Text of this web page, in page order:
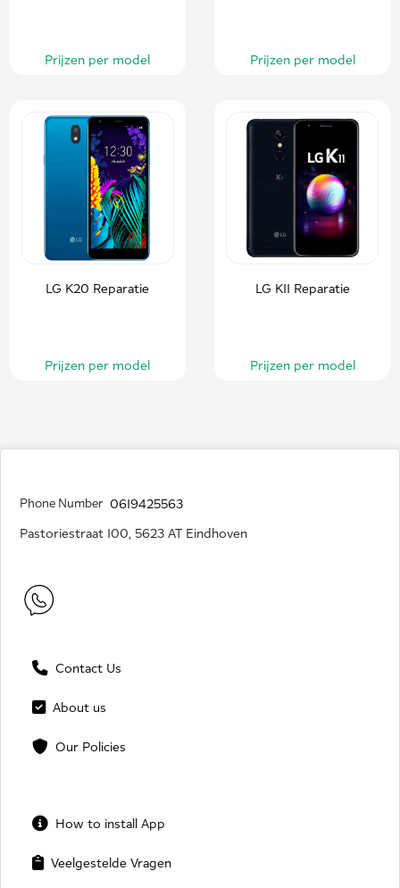
Prijzen per model Prijzen per model
LG K20 Reparatie
Prijzen per model
LG K11 Reparatie
Prijzen per model
Phone Number 0619425563
Pastoriestraat 100, 5623 AT Eindhoven
Contact Us
About us
Our Policies
How to install App
Veelgestelde Vragen